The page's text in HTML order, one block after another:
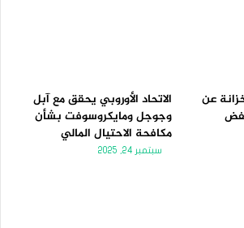
عن
الاتحاد الأوروبي يحقق مع آبل
وجوجل ومايكروسوفت بشأن
مكافحة الاحتيال المالي
سبتمبر 24, 2025